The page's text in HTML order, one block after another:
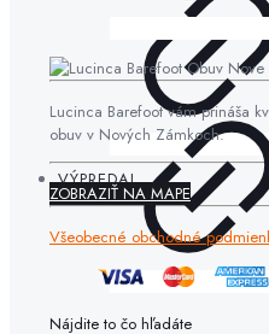
VÝPREDAJ
Lucinca Barefoot vám prináša
obuv v Nových Zámkoch.
ZOBRAZIŤ NA MAPE
Všeobecné obchodné
Nájdite to čo hľadáte